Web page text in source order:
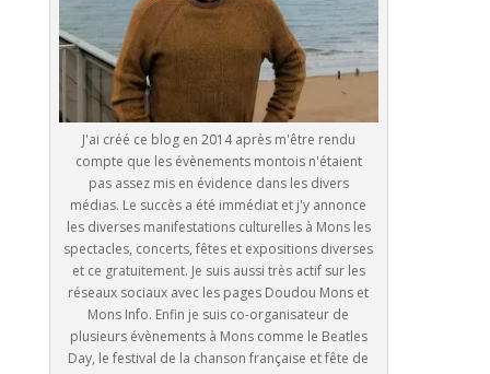
J'ai créé ce blog en 2014 après m'être rendu
compte que les évènements montois n'étaient
pas assez mis en évidence dans les divers
médias. Le succès a été immédiat et j'y annonce
les diverses manifestations culturelles à Mons les
spectacles, concerts, fêtes et expositions diverses
et ce gratuitement. Je suis aussi très actif sur les
réseaux sociaux avec les pages Doudou Mons et
Mons Info. Enfin je suis co-organisateur de
plusieurs évènements à Mons comme le Beatles
Day, le festival de la chanson française et fête de